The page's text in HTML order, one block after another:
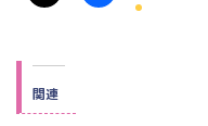
関連